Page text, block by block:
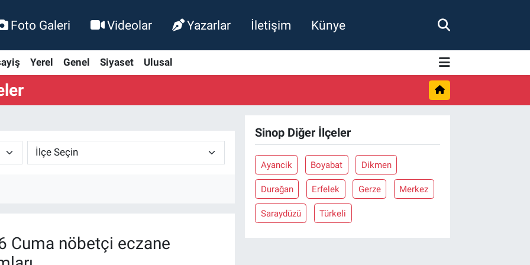
Foto Galeri Videolar Yazarlar İletişim Künye
Yerel Genel Siyaset Ulusal
Cuma nöbetçi eczane
Sinop Diğer İlçeler
Ayancik Boyabat Dikmen
Durağan Erfelek Gerze Merkez
Saraydüzü Türkeli